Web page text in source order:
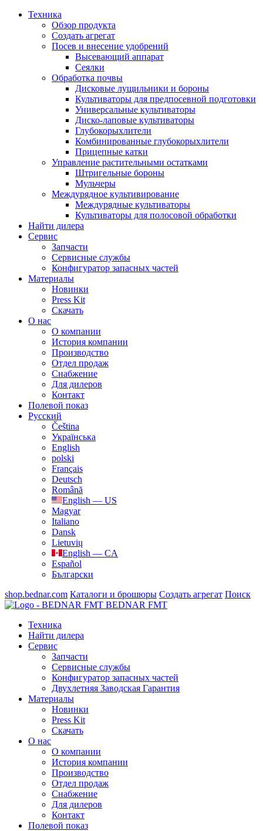
Техника
Обзор продукта
Создать агрегат
Посев и внесение удобрений
Высевающий аппарат
Сеялки
Oбработка почвы
Дисковые лущильники и бороны
Культиваторы для предпосевной подготовки
Универсальные культиваторы
Диско-лаповые культиваторы
Глубокорыхлители
Комбинированные глубокорыхлители
Прицепные катки
Управление растительными остатками
Штригельные бороны
Мульчеры
Междурядное культивирование
Междурядные культиваторы
Культиваторы для полосовой обработки
Найти дилера
Сервис
Запчасти
Сервисные службы
Конфигуратор запасных частей
Материалы
Новинки
Press Kit
Скачать
О нас
О компании
История компании
Производство
Отдел продаж
Cнабжение
Для дилеров
Контакт
Полевой показ
Русский
Čeština
Українська
English
polski
Français
Deutsch
Română
English — US
Magyar
Italiano
Dansk
Lietuvių
English — CA
Español
Български
shop.bednar.com Каталоги и брошюры Создать агрегат Поиск
BEDNAR FMT
Техника
Найти дилера
Сервис
Запчасти
Сервисные службы
Конфигуратор запасных частей
Двухлетняя Заводская Гарантия
Материалы
Новинки
Press Kit
Скачать
О нас
О компании
История компании
Производство
Отдел продаж
Cнабжение
Для дилеров
Контакт
Полевой показ